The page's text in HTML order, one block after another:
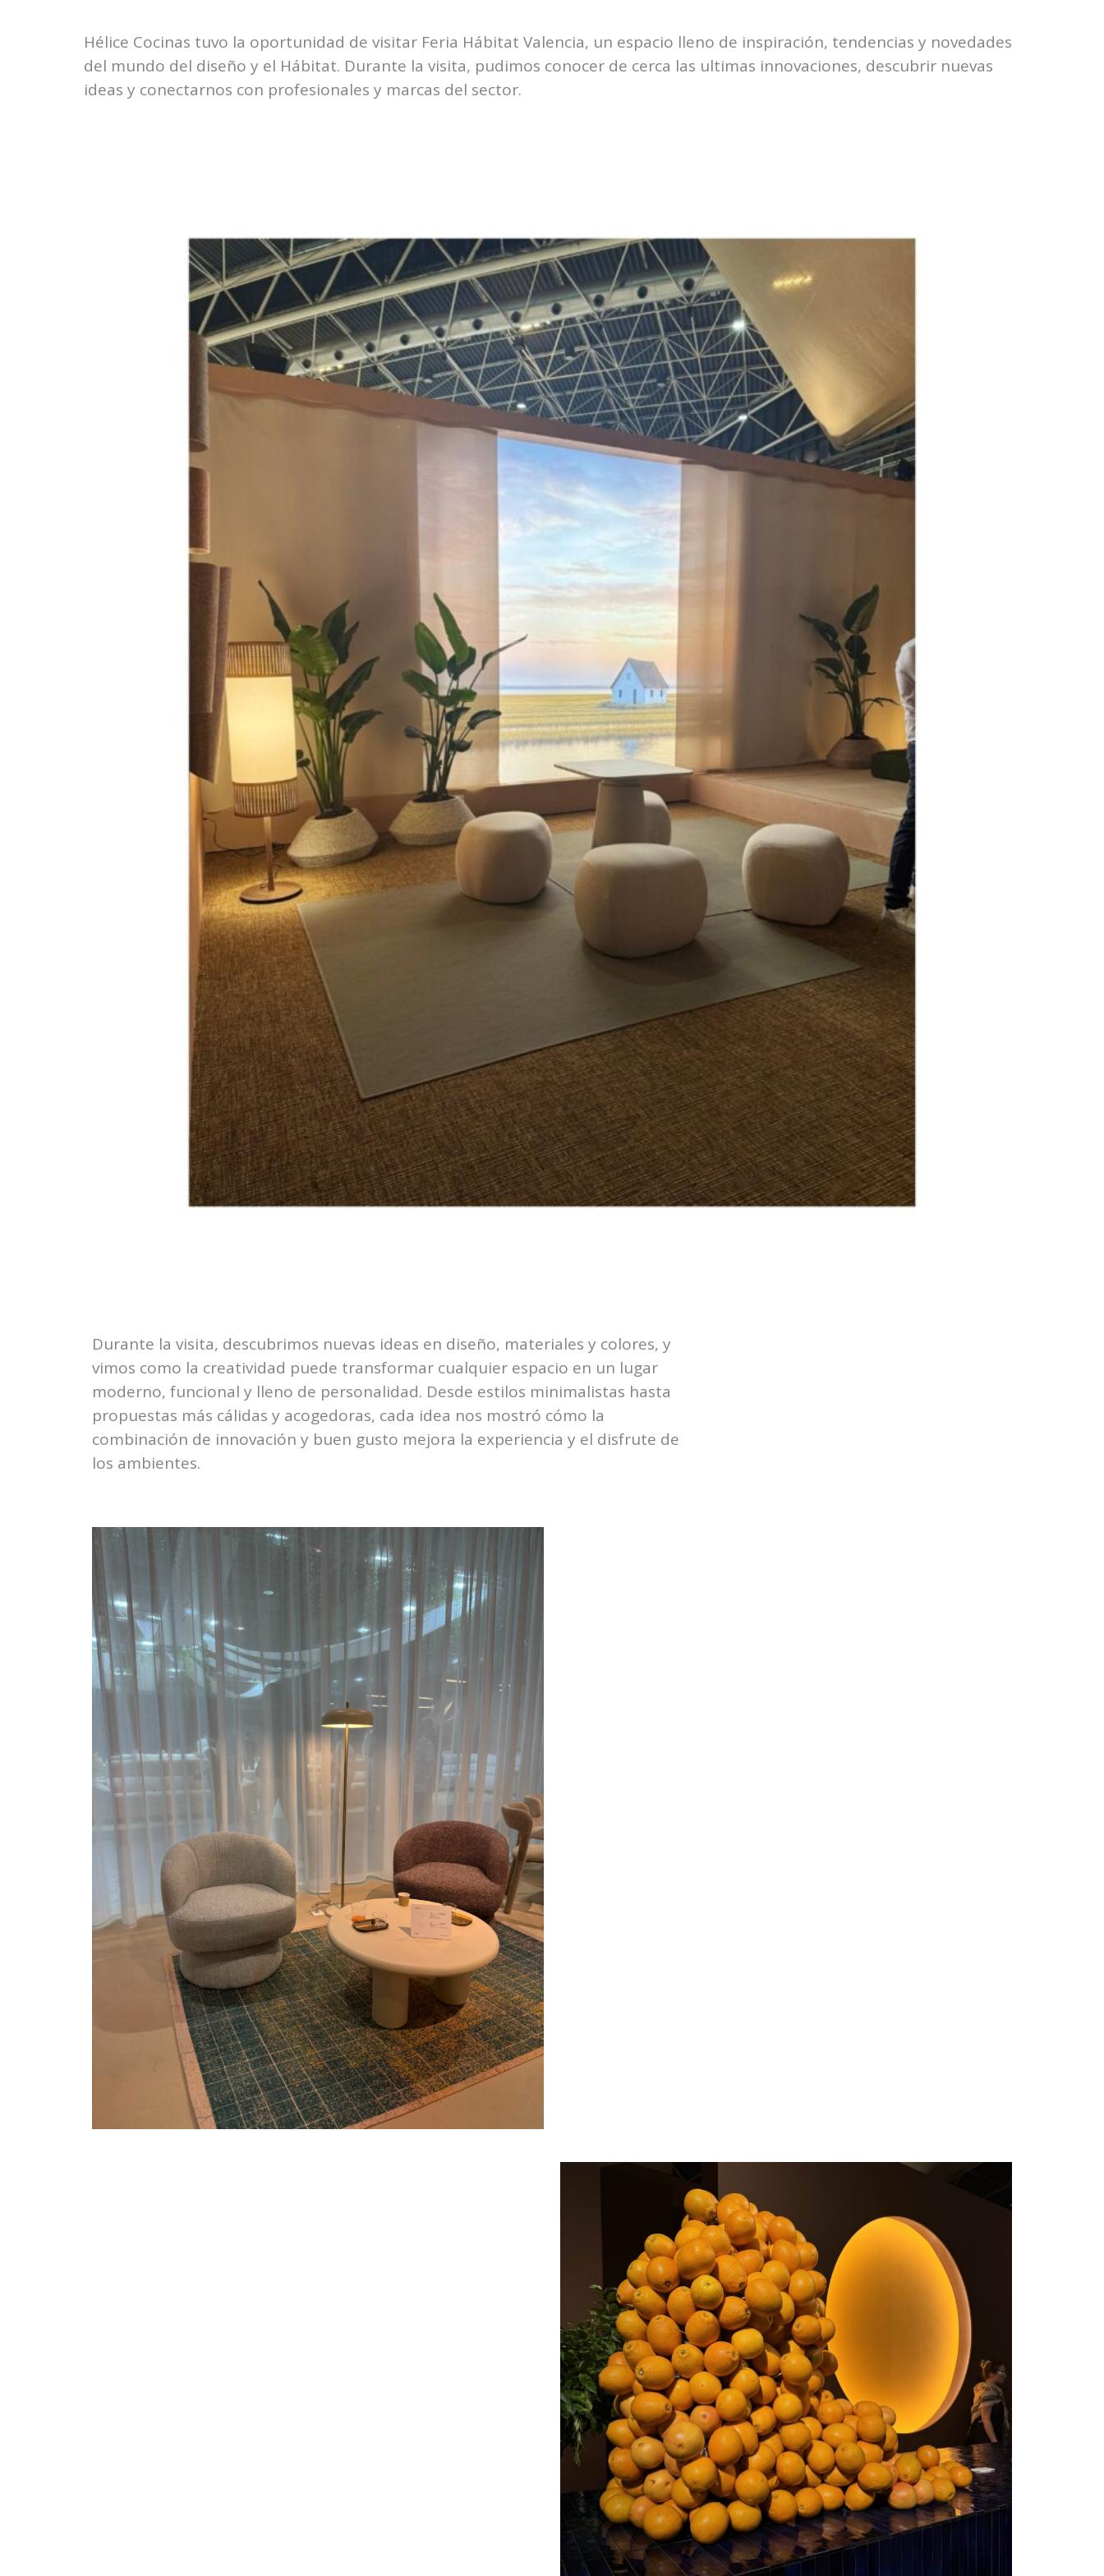
Hélice Cocinas tuvo la oportunidad de visitar Feria Hábitat Valencia, un espacio lleno de inspiración, tendencias y novedades
del mundo del diseño y el Hábitat. Durante la visita, pudimos conocer de cerca las ultimas innovaciones, descubrir nuevas
ideas y conectarnos con profesionales y marcas del sector.
Durante la visita, descubrimos nuevas ideas en diseño, materiales y colores, y
vimos como la creatividad puede transformar cualquier espacio en un lugar
moderno, funcional y lleno de personalidad. Desde estilos minimalistas hasta
propuestas más cálidas y acogedoras, cada idea nos mostró cómo la
combinación de innovación y buen gusto mejora la experiencia y el disfrute de
los ambientes.